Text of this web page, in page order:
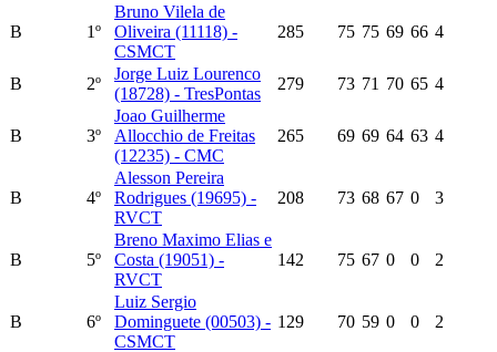
B 1º
Bruno Vilela de
Oliveira (11118) -
CSMCT
285 75 75 69 66 4
B 2º
Jorge Luiz Lourenco
(18728) - TresPontas
279 73 71 70 65 4
B 3º
Joao Guilherme
Allocchio de Freitas
(12235) - CMC
265 69 69 64 63 4
B 4º
Alesson Pereira
Rodrigues (19695) -
RVCT
208 73 68 67 0 3
B 5º
Breno Maximo Elias e
Costa (19051) -
RVCT
142 75 67 0 0 2
B 6º
Luiz Sergio
Dominguete (00503) -
CSMCT
129 70 59 0 0 2